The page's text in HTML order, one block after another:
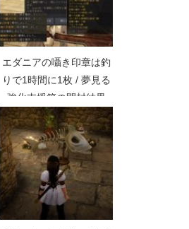
エダニアの囁き印章は釣
りで1時間に1枚 / 夢見る
強化支援箱の開封結果
【黒い砂漠Part5164】